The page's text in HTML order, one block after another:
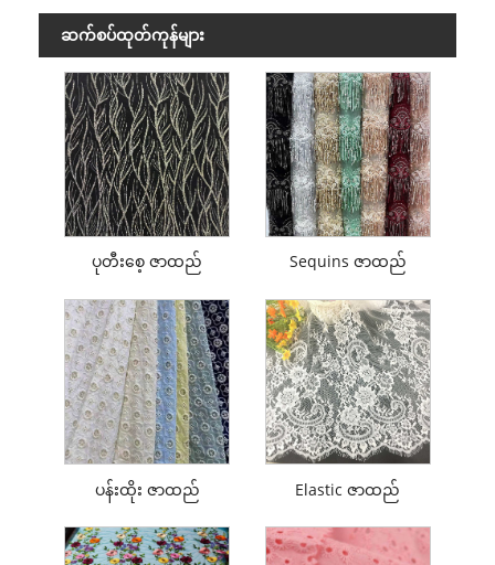
ဆက်စပ်ထုတ်ကုန်များ
ပုတီးစေ့ ဇာထည် Sequins ဇာထည်
ပန်းထိုး ဇာထည် Elastic ဇာထည်